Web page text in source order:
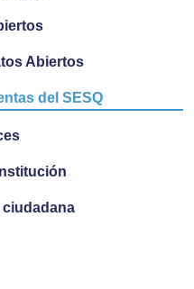
Abiertos
del SESQ